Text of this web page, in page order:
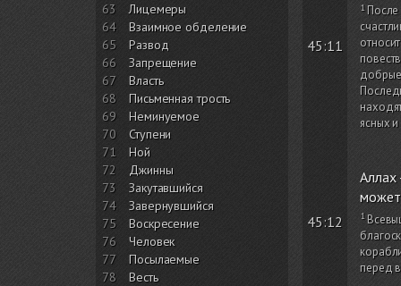
63
Лицемеры
64
Взаимное обделение
65
Развод
66
Запрещение
67
Власть
68
Письменная трость
69
Неминуемое
70
Ступени
71
Ной
72
Джинны
73
Закутавшийся
74
Завернувшийся
75
Воскресение
76
Человек
77
Посылаемые
78
Весть
45:11
ясных
45:12
Аллах
перед